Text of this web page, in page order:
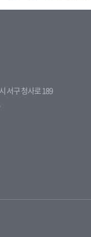
서구 청사로 189